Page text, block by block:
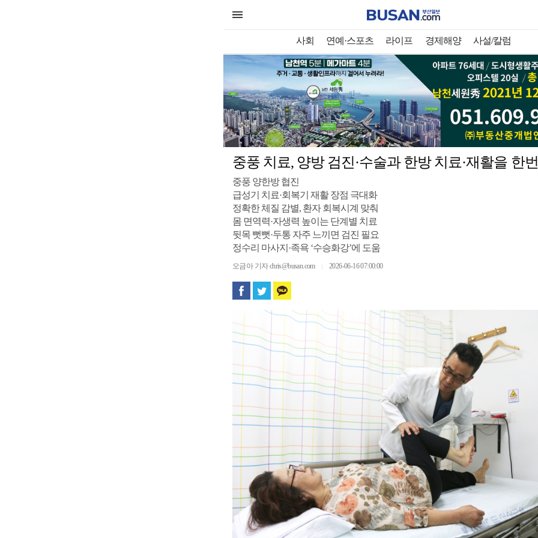
사회 연예·스포츠 라이프 경제해양 사설/칼럼
중풍 치료, 양방 검진·수술과 한방 치료·재활을 한
중풍 양한방 협진
급성기 치료·회복기 재활 장점 극대화
정확한 체질 감별, 환자 회복시계 맞춰
몸 면역력·자생력 높이는 단계별 치료
뒷목 뻣뻣·두통 자주 느끼면 검진 필요
정수리 마사지·족욕 ‘수승화강’에 도움
오금아 기자 chris@busan.com 2026-06-16 07:00:00